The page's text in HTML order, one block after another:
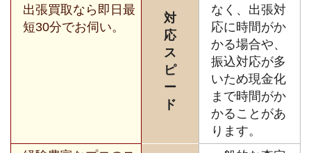
出張買取なら即日最
短30分でお伺い。
対
応
ス
ピ
ー
ド
なく、出張対
応に時間がか
かる場合や、
振込対応が多
いため現金化
まで時間がか
かることがあ
ります。